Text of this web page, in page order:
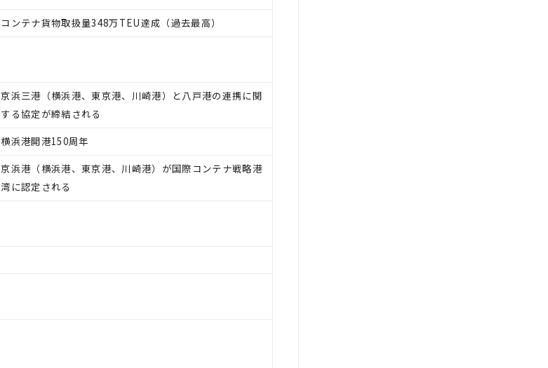
コンテナ貨物取扱量348万TEU達成（過去最高）
京浜三港（横浜港、東京港、川崎港）と八戸港の連携に関
する協定が締結される
横浜港開港150周年
京浜港（横浜港、東京港、川崎港）が国際コンテナ戦略港
湾に認定される